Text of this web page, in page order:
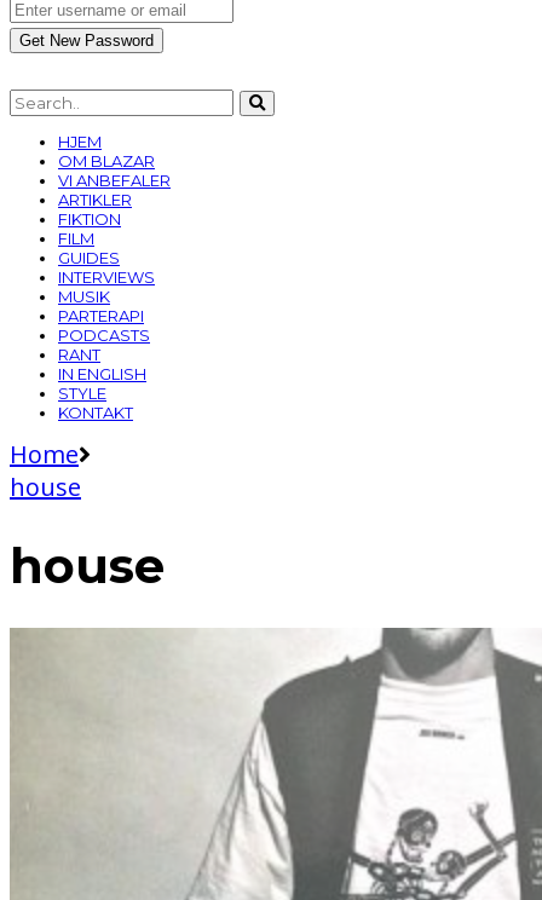
HJEM
OM BLAZAR
VI ANBEFALER
ARTIKLER
FIKTION
FILM
GUIDES
INTERVIEWS
MUSIK
PARTERAPI
PODCASTS
RANT
IN ENGLISH
STYLE
KONTAKT
Home
house
house